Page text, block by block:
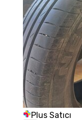
Plus Satıcı